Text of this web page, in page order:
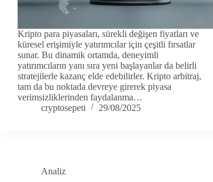
Kripto para piyasaları, sürekli değişen fiyatları ve
küresel erişimiyle yatırımcılar için çeşitli fırsatlar
sunar. Bu dinamik ortamda, deneyimli
yatırımcıların yanı sıra yeni başlayanlar da belirli
stratejilerle kazanç elde edebilirler. Kripto arbitraj,
tam da bu noktada devreye girerek piyasa
verimsizliklerinden faydalanma…
cryptosepeti
29/08/2025
Analiz